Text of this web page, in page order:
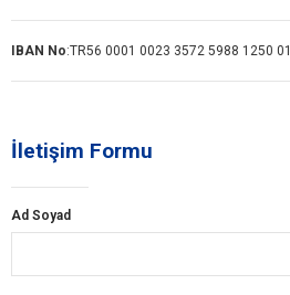
IBAN No:TR56 0001 0023 3572 5988 1250 01
İletişim Formu
Ad Soyad